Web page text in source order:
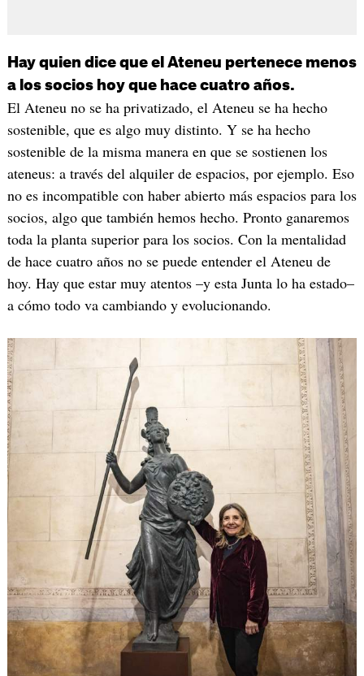
Hay quien dice que el Ateneu pertenece menos
a los socios hoy que hace cuatro años.
El Ateneu no se ha privatizado, el Ateneu se ha hecho
sostenible, que es algo muy distinto. Y se ha hecho
sostenible de la misma manera en que se sostienen los
ateneus: a través del alquiler de espacios, por ejemplo. Eso
no es incompatible con haber abierto más espacios para los
socios, algo que también hemos hecho. Pronto ganaremos
toda la planta superior para los socios. Con la mentalidad
de hace cuatro años no se puede entender el Ateneu de
hoy. Hay que estar muy atentos –y esta Junta lo ha estado–
a cómo todo va cambiando y evolucionando.